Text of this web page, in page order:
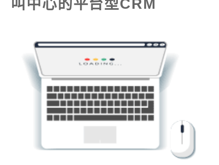
叫中心的平台型CRM